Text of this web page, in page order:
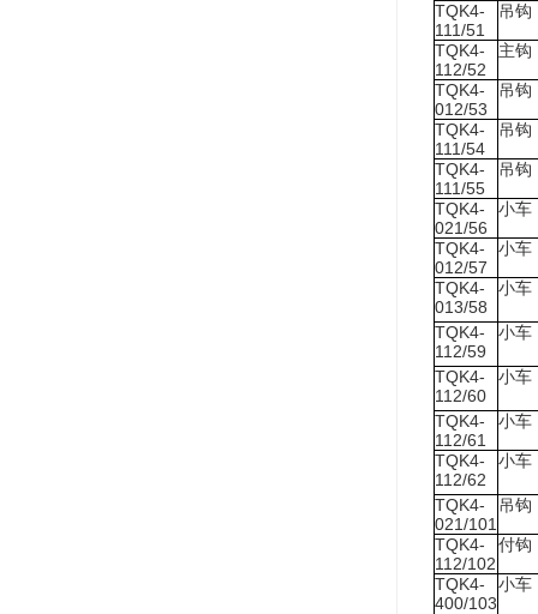
TQK4-
111/51
吊钩
TQK4-
112/52
主钩
TQK4-
012/53
吊钩
TQK4-
111/54
吊钩
TQK4-
111/55
吊钩
TQK4-
021/56
小车
TQK4-
012/57
小车
TQK4-
013/58
小车
TQK4-
112/59
小车
TQK4-
112/60
小车
TQK4-
112/61
小车
TQK4-
112/62
小车
TQK4-
021/101
吊钩
TQK4-
112/102
付钩
TQK4-
400/103
小车